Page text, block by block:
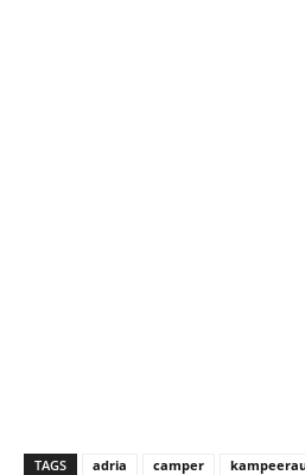
TAGS adria camper